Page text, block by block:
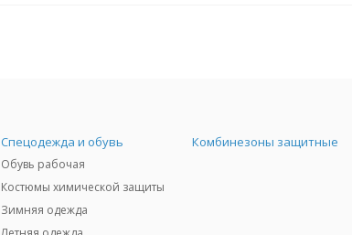
Спецодежда и обувь
Обувь рабочая
Костюмы химической защиты
Зимняя одежда
Комбинезоны защитные